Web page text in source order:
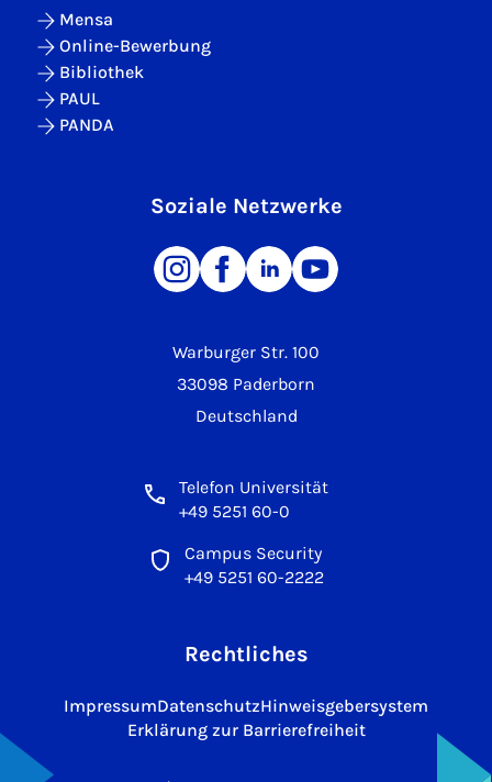
Warburger Str. 100
33098 Paderborn
Deutschland
Telefon Universität
+49 5251 60-0
Campus Security
+49 5251 60-2222
Mensa
Online-Bewerbung
Bibliothek
PAUL
PANDA
Soziale Netzwerke
Rechtliches
ImpressumDatenschutzHinweisgebersystem
Erklärung zur Barrierefreiheit